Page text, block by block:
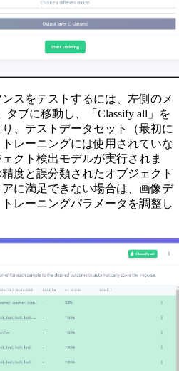
スをテストするには、左側のメ
タブに移動し、「Classify all」を
、テストデータセット（最初に
レーニングには使用されていな
クト検出モデルが実行されま
度と誤分類されたオブジェクト
に満足できない場合は、画像デ
レーニングパラメータを調整し